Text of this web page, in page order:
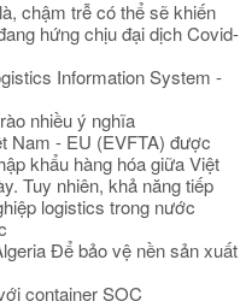
chậm trễ có thể sẽ khiến
hứng chịu đại dịch Covid-
Information System -
nhiều ý nghĩa
Nam - EU (EVFTA) được
khẩu hàng hóa giữa Việt
Tuy nhiên, khả năng tiếp
logistics trong nước
Để bảo vệ nền sản xuất
container SOC